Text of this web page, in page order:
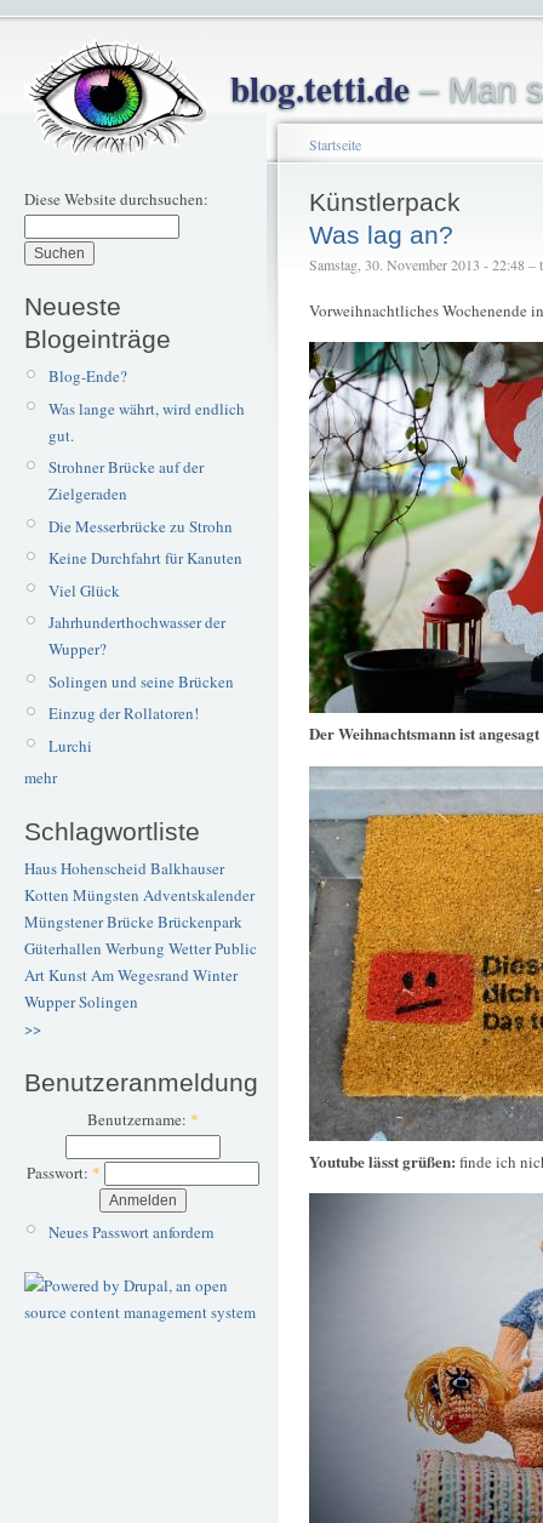
blog.tetti.de– Man
Diese Website durchsuchen:
Neueste
Blogeinträge
Blog-Ende?
Was lange währt, wird endlich
gut.
Strohner Brücke auf der
Zielgeraden
Die Messerbrücke zu Strohn
Keine Durchfahrt für Kanuten
Viel Glück
Jahrhunderthochwasser der
Wupper?
Solingen und seine Brücken
Einzug der Rollatoren!
Lurchi
mehr
Schlagwortliste
Haus Hohenscheid Balkhauser
Kotten Müngsten Adventskalender
Müngstener BrückeBrückenpark
Güterhallen Werbung WetterPublic
ArtKunstAm Wegesrand Winter
WupperSolingen
>>
Benutzeranmeldung
Benutzername: *
Passwort: *
Neues Passwort anfordern
Startseite
Künstlerpack
Was lag an?
Samstag, 30. November 2013 - 22:48 –
Vorweihnachtliches Wochenende
Der Weihnachtsmann ist angesagt
Youtube lässt grüßen: finde ich